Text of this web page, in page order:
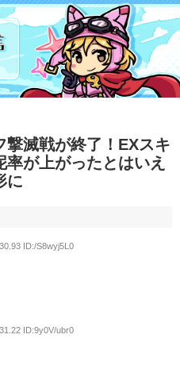
撃滅戦が終了！EXスキ
が上がったとはいえ
に
ID:/S8wyj5L0
ID:9y0V/ubr0